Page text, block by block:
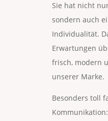
Sie hat nicht
sondern auch
Individualität.
Erwartungen
frisch, modern
unserer Marke.
Besonders toll